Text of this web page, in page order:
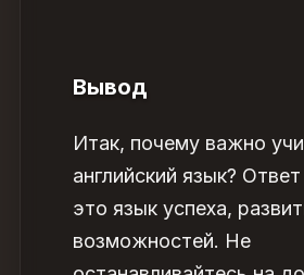
Вывод
Итак, почему важно
английский язык?
это язык успеха,
возможностей. Не